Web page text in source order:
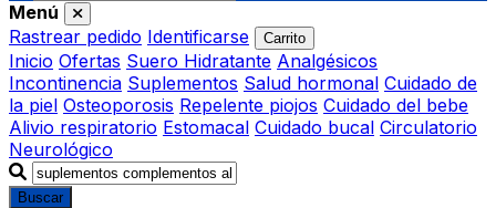
Menú
Rastrear pedido Identificarse Carrito
Inicio Ofertas Suero Hidratante Analgésicos
Incontinencia Suplementos Salud hormonal Cuidado de
la piel Osteoporosis Repelente piojos Cuidado del bebe
Alivio respiratorio Estomacal Cuidado bucal Circulatorio
Neurológico
Buscar